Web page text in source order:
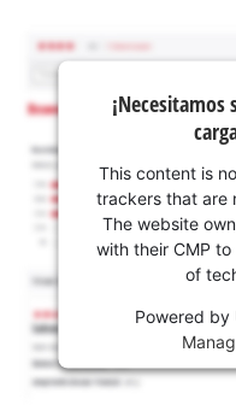
This content is
trackers that are
The website
with their CMP
of
Powered by